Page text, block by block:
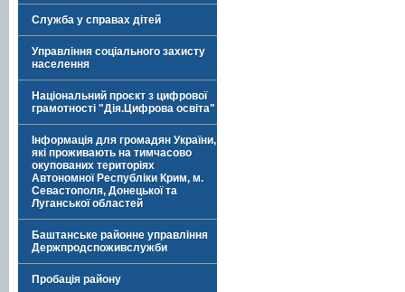
Служба у справах дітей
Управління соціального захисту
населення
Національний проєкт з цифрової
грамотності "Дія.Цифрова освіта"
Інформація для громадян України,
які проживають на тимчасово
окупованих територіях
Автономної Республіки Крим, м.
Севастополя, Донецької та
Луганської областей
Баштанське районне управління
Держпродспоживслужби
Пробація району